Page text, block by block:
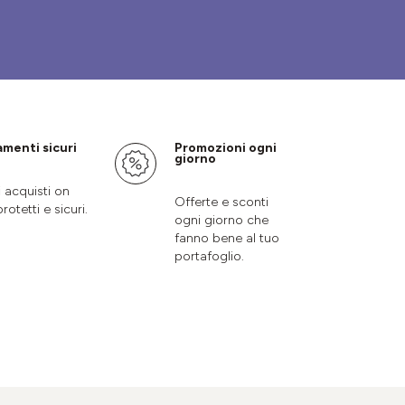
sicuri
acquisti on
e sicuri.
Promozioni ogni
giorno
Offerte e sconti
ogni giorno che
fanno bene al tuo
portafoglio.